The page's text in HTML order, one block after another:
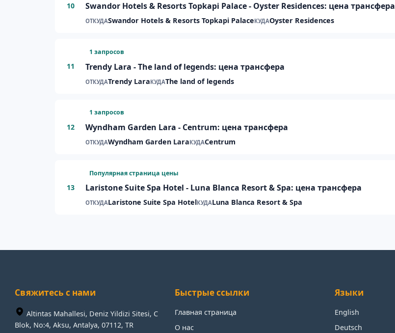
10 Swandor Hotels & Resorts Topkapi Palace - Oyster Residences: цена трансфера
ОТКУДАSwandor Hotels & Resorts Topkapi PalaceКУДАOyster Residences
11
1 запросов
Trendy Lara - The land of legends: цена трансфера
ОТКУДАTrendy LaraКУДАThe land of legends
12
1 запросов
Wyndham Garden Lara - Centrum: цена трансфера
ОТКУДАWyndham Garden LaraКУДАCentrum
13
Популярная страница цены
Laristone Suite Spa Hotel - Luna Blanca Resort & Spa: цена трансфера
ОТКУДАLaristone Suite Spa HotelКУДАLuna Blanca Resort & Spa
Свяжитесь с нами
Altintas Mahallesi, Deniz Yildizi Sitesi, C
Blok, No:4, Aksu, Antalya, 07112, TR
Быстрые ссылки
Главная страница
О нас
Языки
English
Deutsch